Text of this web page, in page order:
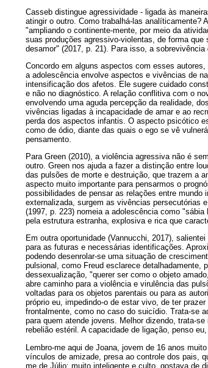
Casseb distingue agressividade - ligada às
atingir o outro. Como trabalhá-las analíticamente?
"ampliando o continente-mente, por meio da
suas produções agressivo-violentas, de forma
desamor" (2017, p. 21). Para isso, a sobrevivência
Concordo em alguns aspectos com esses
a adolescência envolve aspectos e vivências de
intensificação dos afetos. Ele sugere cuidado
e não no diagnóstico. A relação conflitiva com o
envolvendo uma aguda percepção da realidade,
vivências ligadas à incapacidade de amar e ao
perda dos aspectos infantis. O aspecto psicótico
como de ódio, diante das quais o ego se vê
pensamento.
Para Green (2010), a violência agressiva não é
outro. Green nos ajuda a fazer a distinção entre
das pulsões de morte e destruição, que trazem a
aspecto muito importante para pensarmos o
possibilidades de pensar as relações entre
externalizada, surgem as vivências persecutórias
(1997, p. 223) nomeia a adolescência como
pela estrutura estranha, explosiva e rica que
Em outra oportunidade (Vannucchi, 2017),
para as futuras e necessárias identificações.
podendo desenrolar-se uma situação de
pulsional, como Freud esclarece detalhadamente,
dessexualização, "querer ser como o objeto
abre caminho para a violência e virulência das
voltadas para os objetos parentais ou para as
próprio eu, impedindo-o de estar vivo, de ter
frontalmente, como no caso do suicídio. Trata-se
para quem atende jovens. Melhor dizendo, trata-
rebelião estéril. A capacidade de ligação, penso
Lembro-me aqui de Joana, jovem de 16 anos
vínculos de amizade, presa ao controle dos pais,
me de Júlio: muito inteligente e culto, gostava de